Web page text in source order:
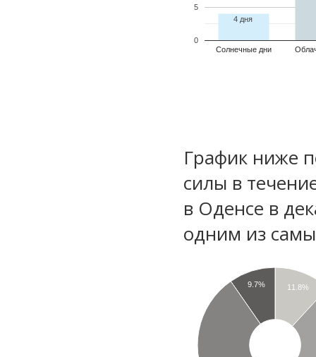
Солнечные дни
0
5
4 дня
График ниже
силы в
в Оденсе в
одним из
11.8%
9.7%